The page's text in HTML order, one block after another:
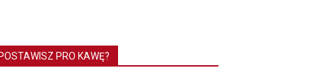
POSTAWISZ PRO KAWĘ?